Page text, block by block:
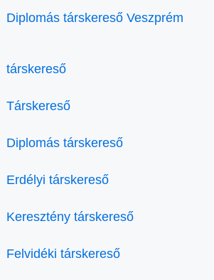
Diplomás társkereső Veszprém
társkereső
Társkereső
Diplomás társkereső
Erdélyi társkereső
Keresztény társkereső
Felvidéki társkereső